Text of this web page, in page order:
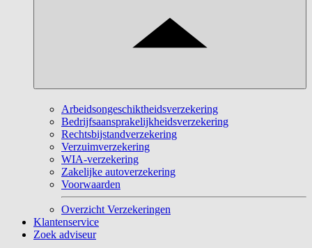
Arbeidsongeschiktheidsverzekering
Bedrijfsaansprakelijkheidsverzekering
Rechtsbijstandverzekering
Verzuimverzekering
WIA-verzekering
Zakelijke autoverzekering
Voorwaarden
Overzicht Verzekeringen
Klantenservice
Zoek adviseur